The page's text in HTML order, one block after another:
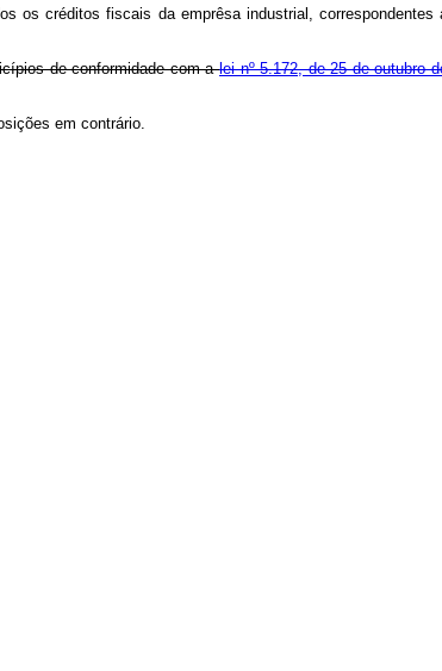
os créditos fiscais da emprêsa industrial,
de conformidade com alei nº 5.172, de 25 de outubro
em contrário.